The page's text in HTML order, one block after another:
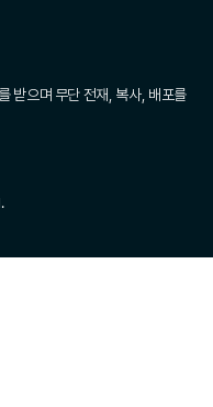
받으며 무단 전재, 복사, 배포를